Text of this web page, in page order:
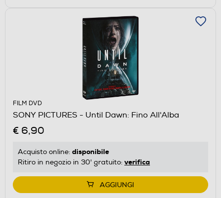
FILM DVD
SONY PICTURES - Until Dawn: Fino All'Alba
€ 6,90
Acquisto online: disponibile
Ritiro in negozio in 30' gratuito: verifica
AGGIUNGI